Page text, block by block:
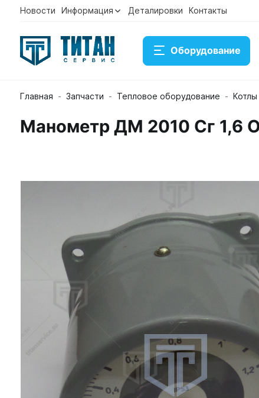
Новости Информация Деталировки Контакты
Оборудование
Главная Запчасти Тепловое оборудование
Манометр ДМ 2010 Сг 1,6